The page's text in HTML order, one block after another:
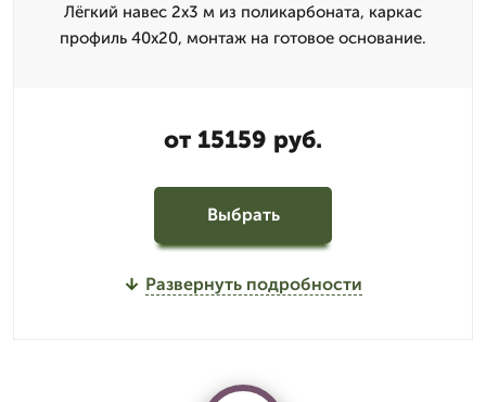
Лёгкий навес 2x3 м из поликарбоната, каркас
профиль 40x20, монтаж на готовое основание.
от 15159 руб.
Выбрать
Развернуть подробности